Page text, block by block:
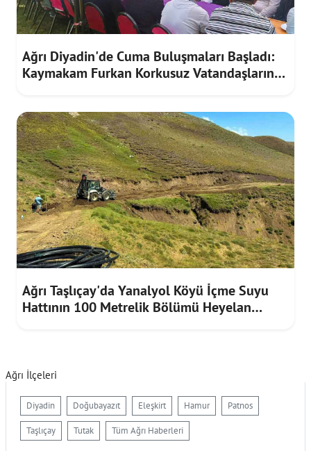
Ağrı Diyadin'de Cuma Buluşmaları Başladı:
Kaymakam Furkan Korkusuz Vatandaşların
Ağrı Taşlıçay'da Yanalyol Köyü İçme Suyu
Hattının 100 Metrelik Bölümü Heyelan
Ağrı İlçeleri
Diyadin Doğubayazıt Eleşkirt Hamur Patnos
Taşlıçay Tutak Tüm Ağrı Haberleri